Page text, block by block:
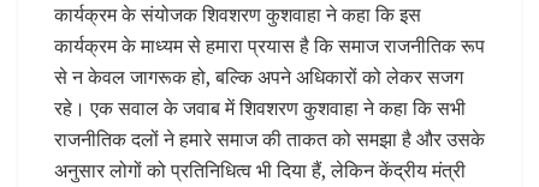
कार्यक्रम के संयोजक शिवशरण कुशवाहा ने कहा कि इस
कार्यक्रम के माध्यम से हमारा प्रयास है कि समाज राजनीतिक रूप
से न केवल जागरूक हो, बल्कि अपने अधिकारों को लेकर सजग
रहे। एक सवाल के जवाब में शिवशरण कुशवाहा ने कहा कि सभी
राजनीतिक दलों ने हमारे समाज की ताकत को समझा है और उसके
अनुसार लोगों को प्रतिनिधित्व भी दिया हैं, लेकिन केंद्रीय मंत्री